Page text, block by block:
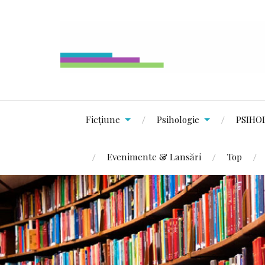
Ficțiune Psihologie
Evenimente & Lansări Top